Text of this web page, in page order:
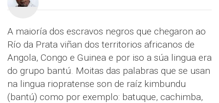
A maioría dos escravos negros que chegaron ao
Río da Prata viñan dos territorios africanos de
Angola, Congo e Guinea e por iso a súa lingua era
do grupo bantú. Moitas das palabras que se usan
na lingua riopratense son de raíz kimbundu
(bantú) como por exemplo: batuque, cachimba,